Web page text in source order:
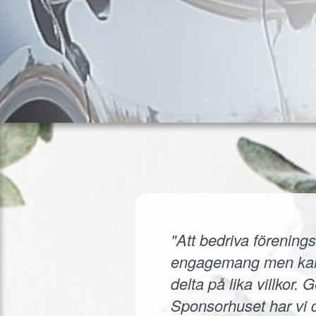
"Att bedriva
engagemang men
delta på lika villkor.
Sponsorhuset har vi